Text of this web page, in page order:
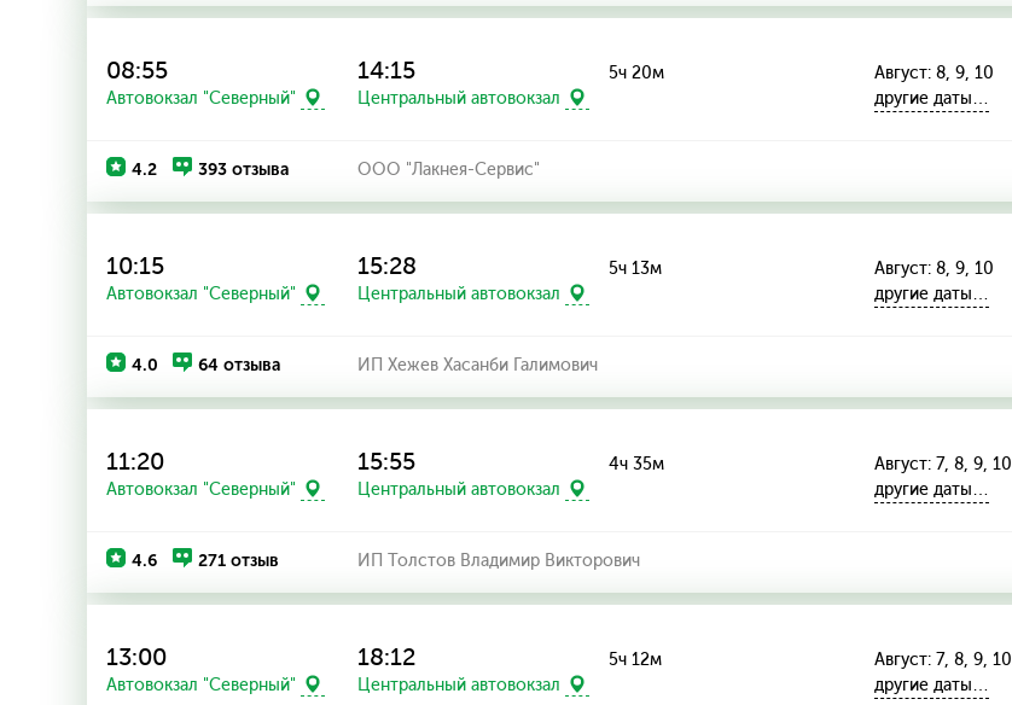
08:55
Автовокзал "Северный"
14:15
Центральный автовокзал
5ч 20м
Август: 8, 9, 10
другие даты…
4.2 393 отзыва ООО "Лакнея-Сервис"
10:15
Автовокзал "Северный"
15:28
Центральный автовокзал
5ч 13м
Август: 8, 9, 10
другие даты…
4.0 64 отзыва ИП Хежев Хасанби Галимович
11:20
Автовокзал "Северный"
15:55
Центральный автовокзал
4ч 35м
Август: 7, 8, 9, 10
другие даты…
4.6 271 отзыв ИП Толстов Владимир Викторович
13:00
Автовокзал "Северный"
18:12
Центральный автовокзал
5ч 12м
Август: 7, 8, 9, 10
другие даты…